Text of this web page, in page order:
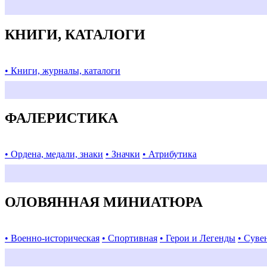
КНИГИ, КАТАЛОГИ
• Книги, журналы, каталоги
ФАЛЕРИСТИКА
• Ордена, медали, знаки • Значки • Атрибутика
ОЛОВЯННАЯ МИНИАТЮРА
• Военно-историческая • Спортивная • Герои и Легенды •